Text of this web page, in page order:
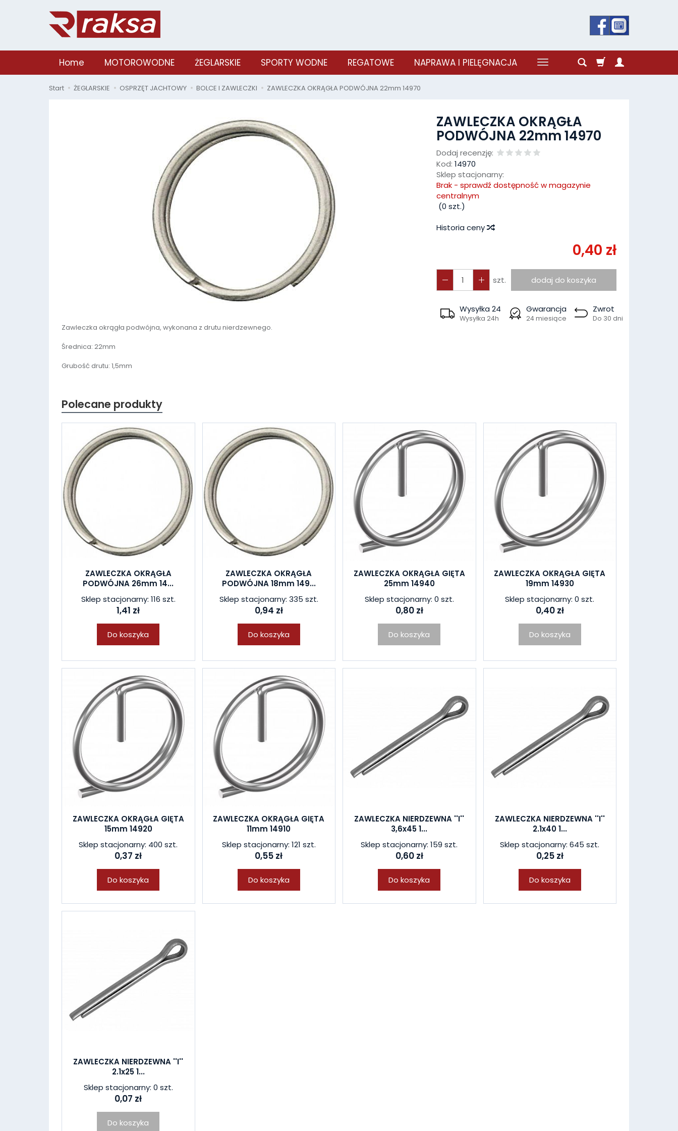
Home MOTOROWODNE ŻEGLARSKIE SPORTY WODNE REGATOWE NAPRAWA I PIELĘGNACJA
Start ŻEGLARSKIE OSPRZĘT JACHTOWY BOLCE I ZAWLECZKI ZAWLECZKA OKRĄGŁA PODWÓJNA 22mm 14970
ZAWLECZKA OKRĄGŁA
PODWÓJNA 22mm 14970
Dodaj recenzję:
Kod: 14970
Sklep stacjonarny:
Brak - sprawdź dostępność w magazynie
centralnym
(0 szt.)
Historia ceny
0,40 zł
szt. dodaj do koszyka
Wysyłka 24
Wysyłka 24h
Gwarancja
24 miesiące
Zwrot
Do 30 dni
Zawleczka okrągła podwójna, wykonana z drutu nierdzewnego.
Średnica: 22mm
Grubość drutu: 1,5mm
Polecane produkty
ZAWLECZKA OKRĄGŁA
PODWÓJNA 26mm 14...
Sklep stacjonarny: 116 szt.
1,41 zł
Do koszyka
ZAWLECZKA OKRĄGŁA
PODWÓJNA 18mm 149...
Sklep stacjonarny: 335 szt.
0,94 zł
Do koszyka
ZAWLECZKA OKRĄGŁA GIĘTA
25mm 14940
Sklep stacjonarny: 0 szt.
0,80 zł
Do koszyka
ZAWLECZKA OKRĄGŁA GIĘTA
19mm 14930
Sklep stacjonarny: 0 szt.
0,40 zł
Do koszyka
ZAWLECZKA OKRĄGŁA GIĘTA
15mm 14920
Sklep stacjonarny: 400 szt.
0,37 zł
Do koszyka
ZAWLECZKA OKRĄGŁA GIĘTA
11mm 14910
Sklep stacjonarny: 121 szt.
0,55 zł
Do koszyka
ZAWLECZKA NIERDZEWNA ''I''
3,6x45 1...
Sklep stacjonarny: 159 szt.
0,60 zł
Do koszyka
ZAWLECZKA NIERDZEWNA ''I''
2.1x40 1...
Sklep stacjonarny: 645 szt.
0,25 zł
Do koszyka
ZAWLECZKA NIERDZEWNA ''I''
2.1x25 1...
Sklep stacjonarny: 0 szt.
0,07 zł
Do koszyka